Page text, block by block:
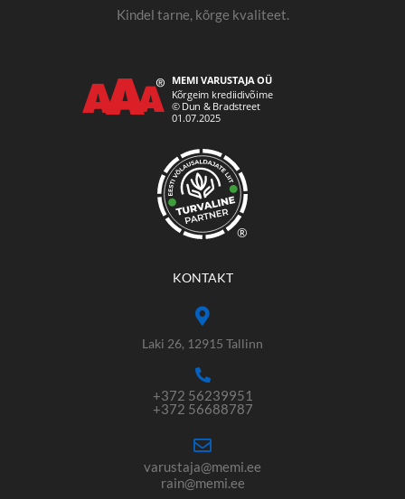
Kindel tarne, kõrge kvaliteet.
®
KONTAKT
Laki 26, 12915 Tallinn
+372 56239951
+372 56688787
varustaja@memi.ee
rain@memi.ee